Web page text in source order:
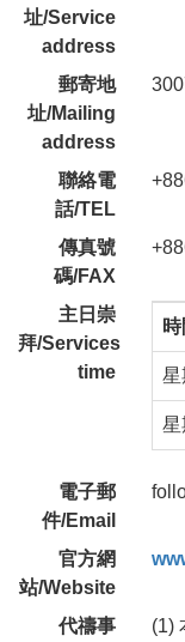
址/Service
address
郵寄地
址/Mailing
address
聯絡電
話/TEL
傳真號
碼/FAX
主日崇
拜/Services
time
星
星
電子郵
件/Email
官方網
站/Website
代禱事
(1)